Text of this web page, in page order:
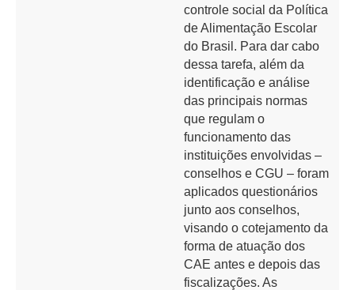
controle social da Política
de Alimentação Escolar
do Brasil. Para dar cabo
dessa tarefa, além da
identificação e análise
das principais normas
que regulam o
funcionamento das
instituições envolvidas –
conselhos e CGU – foram
aplicados questionários
junto aos conselhos,
visando o cotejamento da
forma de atuação dos
CAE antes e depois das
fiscalizações. As